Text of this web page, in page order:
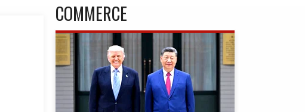
COMMERCE